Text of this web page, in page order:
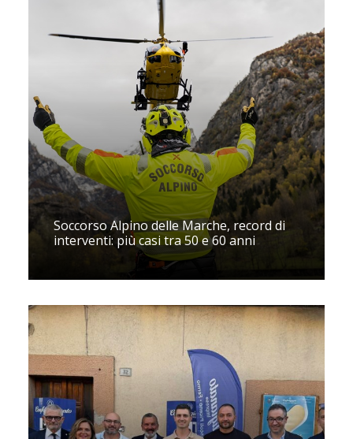
Soccorso Alpino delle Marche, record di
interventi: più casi tra 50 e 60 anni